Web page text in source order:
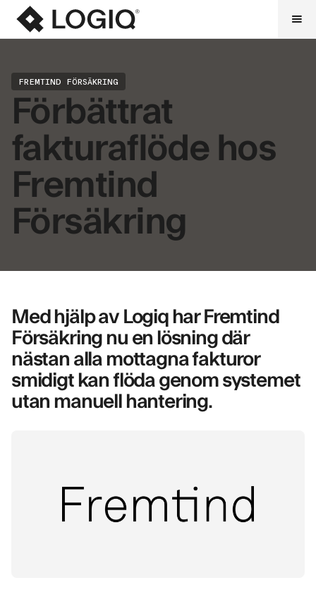
FREMTIND FÖRSÄKRING
Förbättrat
fakturaflöde hos
Fremtind
Försäkring
Med hjälp av Logiq har Fremtind
Försäkring nu en lösning där
nästan alla mottagna fakturor
smidigt kan flöda genom systemet
utan manuell hantering.